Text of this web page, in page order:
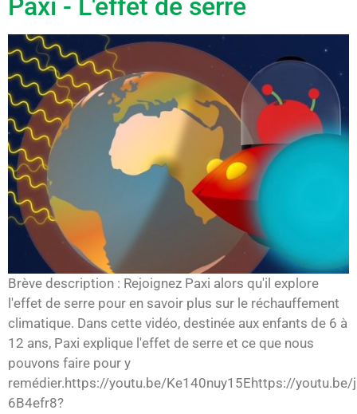
Paxi - L'effet de serre
Brève description : Rejoignez Paxi alors qu'il explore
l'effet de serre pour en savoir plus sur le réchauffement
climatique. Dans cette vidéo, destinée aux enfants de 6 à
12 ans, Paxi explique l'effet de serre et ce que nous
pouvons faire pour y
remédier.https://youtu.be/Ke140nuy15Ehttps://youtu.be/
6B4efr8?